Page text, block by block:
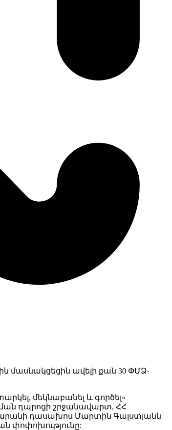
մասնակցեցին ավելի քան 30 ՓՄՁ-
մեկնաբանել և գործել»
դպրոցի շրջանավարտ, ՀՀ
դասախոս Մարտին Գալստյանն
փոփոխությունը: